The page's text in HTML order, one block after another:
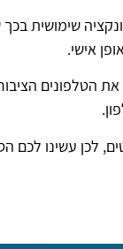
שימושית בכך
אישי.
הטלפונים
לכן עשינו לכם